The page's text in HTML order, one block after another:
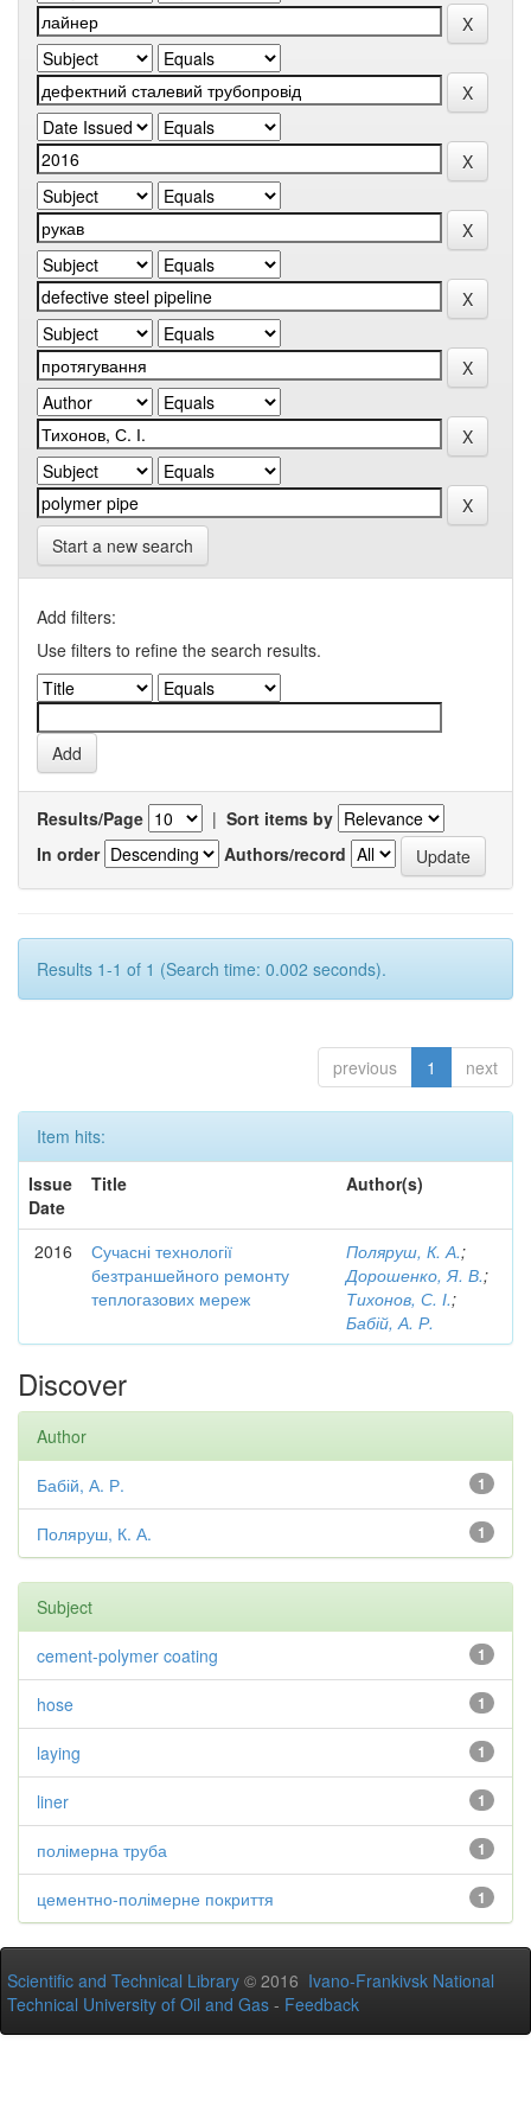
Start a new search
Add filters:
Use filters to refine the search results.
Results/Page | Sort items by
In order
Authors/record
Results 1-1 of 1 (Search time: 0.002 seconds).
previous 1 next
Item hits:
Issue
Date
Title Author(s)
2016
Сучасні технології
безтраншейного ремонту
теплогазових мереж
Поляруш, К. А.;
Дорошенко, Я. В.;
Тихонов, С. І.;
Бабій, А. Р.
Discover
Author
1
Бабій, А. Р.
1
Поляруш, К. А.
Subject
1
cement-polymer coating
1
hose
1
laying
1
liner
1
полімерна труба
1
цементно-полімерне покриття
Scientific and Technical Library © 2016 Ivano-Frankivsk National
Technical University of Oil and Gas - Feedback